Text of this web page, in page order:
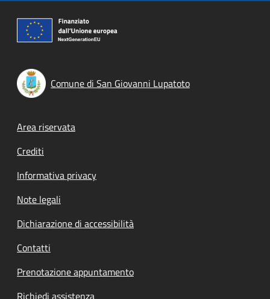
Comune di San Giovanni Lupatoto
Footer menu
Area riservata
Crediti
Informativa privacy
Note legali
Dichiarazione di accessibilità
Contatti
Prenotazione appuntamento
Richiedi assistenza